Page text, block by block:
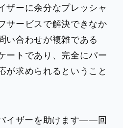
ザーに余分なプレッシャ
サービスで解決できなか
い合わせが複雑である
ートであり、完全にパー
が求められるということ
イザーを助けます——回